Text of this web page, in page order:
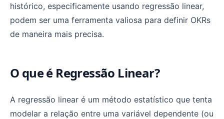
histórico, especificamente usando regressão linear,
podem ser uma ferramenta valiosa para definir OKRs
de maneira mais precisa.
O que é Regressão Linear?
A regressão linear é um método estatístico que tenta
modelar a relação entre uma variável dependente (ou